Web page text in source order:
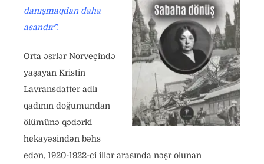
danışmaqdan daha
asandır”.
Orta əsrlər Norveçində
yaşayan Kristin
Lavransdatter adlı
qadının doğumundan
ölümünə qədərki
hekayəsindən bəhs
edən, 1920-1922-ci illər arasında nəşr olunan